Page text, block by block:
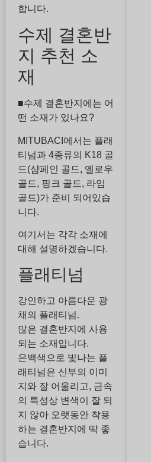
합니다.
수제 결혼반
지 추천 소
재
■수제 결혼반지에는 어
떤 소재가 있나요?
MITUBACI에서는 플래
티넘과 4종류의 K18 골
드(샴페인 골드, 옐로우
골드, 핑크 골드, 라임
골드)가 준비 되어있습
니다.
여기서는 각각 소재에
대해 설명하겠습니다.
플래티넘
강인하고 아름다운 광
채의 플래티넘.
많은 결혼반지에 사용
되는 소재입니다.
은백색으로 빛나는 플
래티넘은 신부의 이미
지와 잘 어울리고, 금속
의 특성상 변색이 잘 되
지 않아 오랫동안 착용
하는 결혼반지에 딱 좋
습니다.